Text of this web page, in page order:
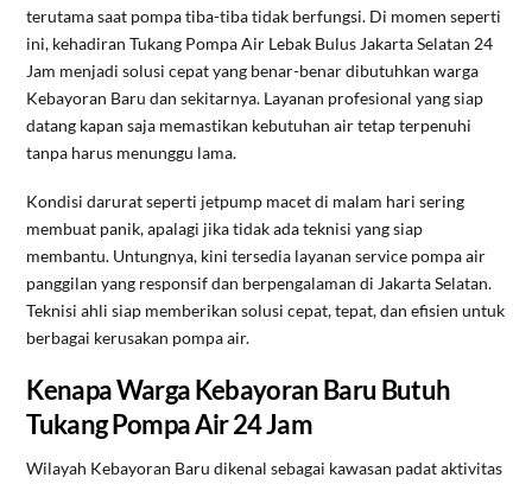
terutama saat pompa tiba-tiba tidak berfungsi. Di momen seperti
ini, kehadiran Tukang Pompa Air Lebak Bulus Jakarta Selatan 24
Jam menjadi solusi cepat yang benar-benar dibutuhkan warga
Kebayoran Baru dan sekitarnya. Layanan profesional yang siap
datang kapan saja memastikan kebutuhan air tetap terpenuhi
tanpa harus menunggu lama.
Kondisi darurat seperti jetpump macet di malam hari sering
membuat panik, apalagi jika tidak ada teknisi yang siap
membantu. Untungnya, kini tersedia layanan service pompa air
panggilan yang responsif dan berpengalaman di Jakarta Selatan.
Teknisi ahli siap memberikan solusi cepat, tepat, dan efisien untuk
berbagai kerusakan pompa air.
Kenapa Warga Kebayoran Baru Butuh
Tukang Pompa Air 24 Jam
Wilayah Kebayoran Baru dikenal sebagai kawasan padat aktivitas